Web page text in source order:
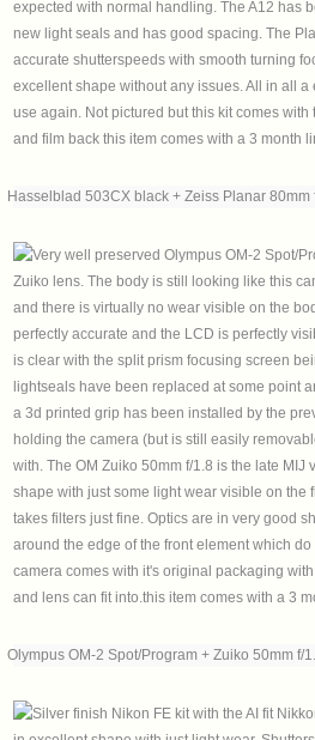
Hasselblad 503CX black + Zeiss Planar 80mm
Olympus OM-2 Spot/Program + Zuiko 50mm f/